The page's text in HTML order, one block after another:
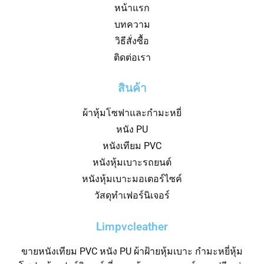
หน้าแรก
บทความ
วิธีสั่งซื้อ
ติดต่อเรา
สินค้า
ผ้าหุ้มโซฟาและกำมะหยี่
หนัง PU
หนังเทียม PVC
หนังหุ้มเบาะรถยนต์
หนังหุ้มเบาะมอเตอร์ไซค์
วัสดุทำเฟอร์นิเจอร์
Limpvcleather
ขายหนังเทียม PVC หนัง PU ผ้าฝ้ายหุ้มเบาะ กำมะหยี่หุ้ม